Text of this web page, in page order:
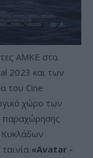
ΑΜΚΕ στα
2023 και των
του Cine
χώρο των
παραχώρησης
Κυκλάδων
«Avatar -